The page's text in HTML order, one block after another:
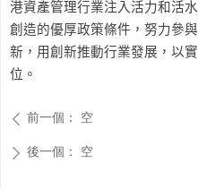
港資產管理行業注入活力和活
創造的優厚政策條件，努力參
新，用創新推動行業發展，以
位。
ꄴ 前一個： 空
ꄲ 後一個： 空